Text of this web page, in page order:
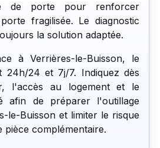
de porte pour renforcer
fragilisée. Le diagnostic
la solution adaptée.
à Verrières-le-Buisson, le
24h/24 et 7j/7. Indiquez dès
l'accès au logement et le
afin de préparer l'outillage
le-Buisson et limiter le risque
complémentaire.